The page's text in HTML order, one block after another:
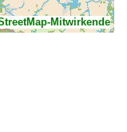
Mitwirkende